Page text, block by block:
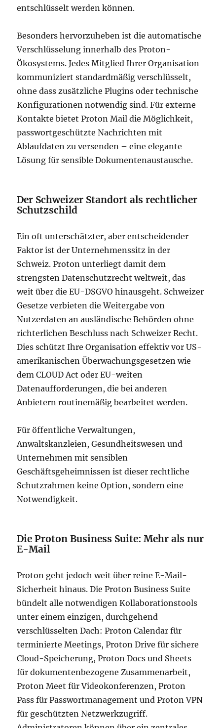
entschlüsselt werden können.
Besonders hervorzuheben ist die automatische
Verschlüsselung innerhalb des Proton-
Ökosystems. Jedes Mitglied Ihrer Organisation
kommuniziert standardmäßig verschlüsselt,
ohne dass zusätzliche Plugins oder technische
Konfigurationen notwendig sind. Für externe
Kontakte bietet Proton Mail die Möglichkeit,
passwortgeschützte Nachrichten mit
Ablaufdaten zu versenden – eine elegante
Lösung für sensible Dokumentenaustausche.
Der Schweizer Standort als rechtlicher
Schutzschild
Ein oft unterschätzter, aber entscheidender
Faktor ist der Unternehmenssitz in der
Schweiz. Proton unterliegt damit dem
strengsten Datenschutzrecht weltweit, das
weit über die EU-DSGVO hinausgeht. Schweizer
Gesetze verbieten die Weitergabe von
Nutzerdaten an ausländische Behörden ohne
richterlichen Beschluss nach Schweizer Recht.
Dies schützt Ihre Organisation effektiv vor US-
amerikanischen Überwachungsgesetzen wie
dem CLOUD Act oder EU-weiten
Datenaufforderungen, die bei anderen
Anbietern routinemäßig bearbeitet werden.
Für öffentliche Verwaltungen,
Anwaltskanzleien, Gesundheitswesen und
Unternehmen mit sensiblen
Geschäftsgeheimnissen ist dieser rechtliche
Schutzrahmen keine Option, sondern eine
Notwendigkeit.
Die Proton Business Suite: Mehr als nur
E-Mail
Proton geht jedoch weit über reine E-Mail-
Sicherheit hinaus. Die Proton Business Suite
bündelt alle notwendigen Kollaborationstools
unter einem einzigen, durchgehend
verschlüsselten Dach: Proton Calendar für
terminierte Meetings, Proton Drive für sichere
Cloud-Speicherung, Proton Docs und Sheets
für dokumentenbezogene Zusammenarbeit,
Proton Meet für Videokonferenzen, Proton
Pass für Passwortmanagement und Proton VPN
für geschützten Netzwerkzugriff.